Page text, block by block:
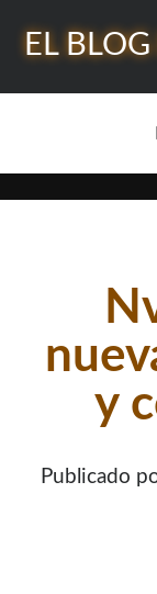
EL
Barra
y
Publicado